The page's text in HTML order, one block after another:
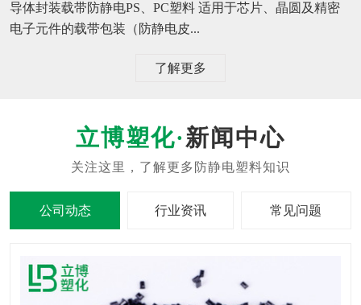
导体封装载带防静电PS、PC塑料 适用于芯片、晶圆及精密
电子元件的载带包装（防静电皮...
了解更多
新闻中心
公司动态 行业资讯 常见问题